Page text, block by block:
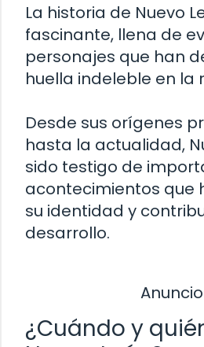
La historia de Nuevo
fascinante, llena de
personajes que han
huella indeleble en la
Desde sus orígenes
hasta la actualidad,
sido testigo de
acontecimientos que
su identidad y
desarrollo.
¿Cuándo y